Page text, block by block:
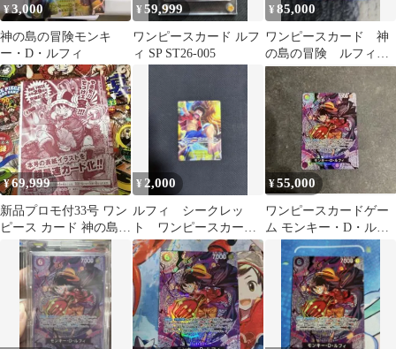
¥3,000
神の島の冒険モンキ
ー・D・ルフィ
¥59,999
ワンピースカード ルフ
ィ SP ST26-005
¥85,000
ワンピースカード 神
の島の冒険 ルフィ
SP ST26-005 【美品】
¥69,999
新品プロモ付33号 ワン
ピース カード 神の島の
冒険ルフィSP ST26-005
¥2,000
ルフィ シークレッ
ト ワンピースカード
神の島の冒険
¥55,000
ワンピースカードゲー
ム モンキー・D・ルフ